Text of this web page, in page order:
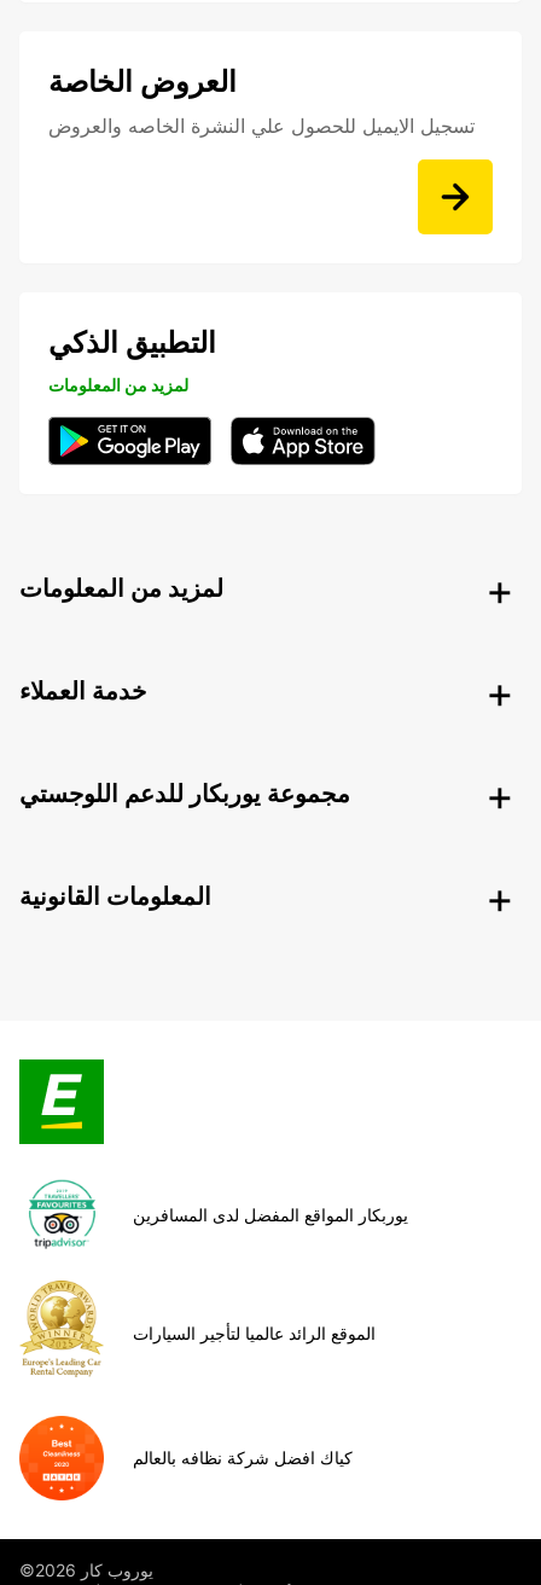
العروض الخاصة
تسجيل الايميل للحصول علي النشرة الخاصه والعروض
التطبيق الذكي
لمزيد من المعلومات
لمزيد من المعلومات
خدمة العملاء
مجموعة يوربكار للدعم اللوجستي
المعلومات القانونية
يوربكار المواقع المفضل لدى المسافرين
الموقع الرائد عالميا لتأجير السيارات
كياك افضل شركة نظافه بالعالم
©يوروب كار 2026